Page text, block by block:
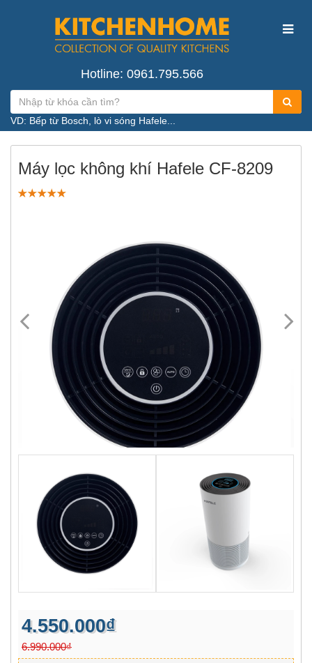
Hotline: 0961.795.566
VD: Bếp từ Bosch, lò vi sóng Hafele...
Máy lọc không khí Hafele CF-8209
4.550.000₫
6.990.000₫